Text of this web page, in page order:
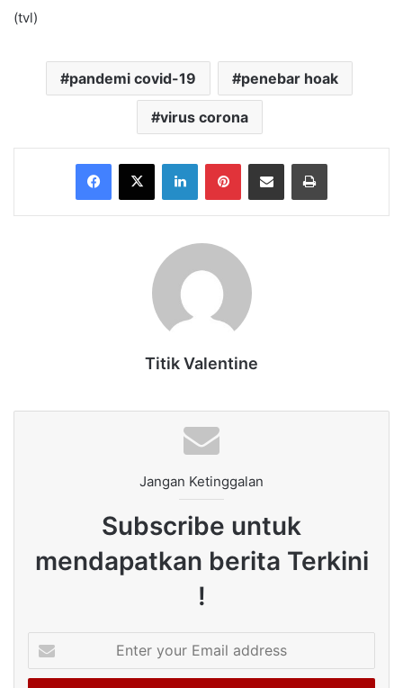
(tvl)
pandemi covid-19 penebar hoak
virus corona
Facebook
X LinkedInPinterestShare via Email Print
Titik Valentine
Jangan Ketinggalan
Subscribe untuk
mendapatkan berita Terkini
!
your
Email